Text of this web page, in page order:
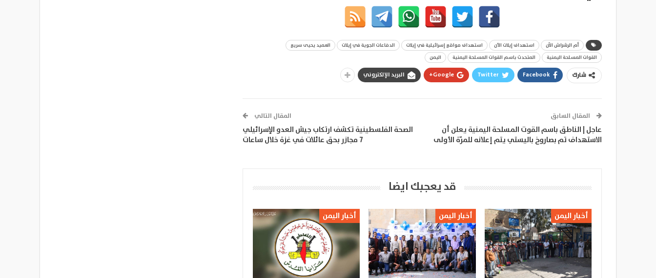
أم الرشراش الآن استهداف إيلات الأن استهداف مواقع إسرائيلية في إيلات الدفاعات الجوية في إيلات
العميد يحيى سريع
القوات المسلحة اليمنية
المتحدث باسم القوات المسلحة اليمنية اليمن
شارك Facebook
Twitter
Google+ البريد الإلكتروني
المقال السابق
عاجل | الناطق باسم القوت المسلحة اليمنية يعلن أن
الاستهداف تم بصاروخ باليستي يتم إعلانه للمرّة الأولى
المقال التالي
الصحة الفلسطينية تكشف ارتكاب جيش العدو الإسرائيلي
7 مجازر بحق عائلات في غزة خلال ساعات
قد يعجبك ايضا
أخبار اليمن أخبار اليمن أخبار اليمن